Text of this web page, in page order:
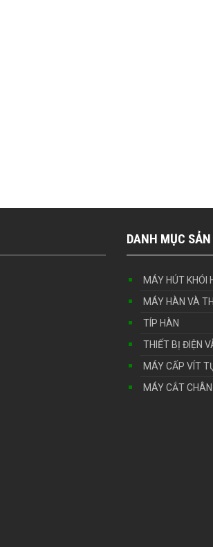
DANH MỤC
MÁY HÚT KHÓI
MÁY HÀN VÀ
TÍP HÀN
THIẾT BỊ ĐIỆN
MÁY CẤP VÍT
MÁY CẮT CHÂN